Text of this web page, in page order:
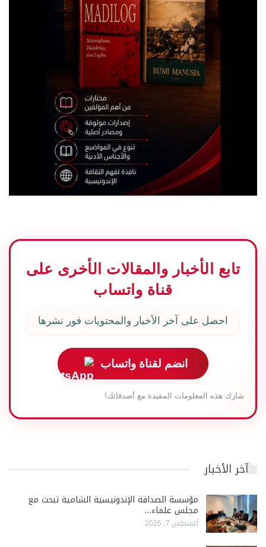
تابع الأخبار والمقالات الأخرى على
قناة واتساب
احصل على آخر الأخبار والمحتويات فور نشرها
انضم لقناة واتساب
شارك هذه المعلومات المفيدة مع أصدقائك!
آخر الأخبار
مؤسسة الصداقة الإندونيسية الشامية تبحث مع
مجلس علماء…
أغسطس 7, 2026